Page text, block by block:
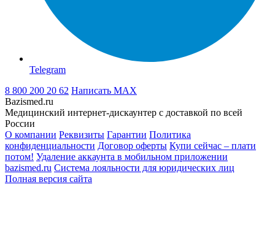
Telegram
8 800 200 20 62 Написать MAX
Bazismed.ru
Медицинский интернет-дискаунтер с доставкой по всей
России
О компании Реквизиты Гарантии Политика
конфиденциальности Договор оферты Купи сейчас – плати
потом! Удаление аккаунта в мобильном приложении
bazismed.ru Система лояльности для юридических лиц
Полная версия сайта